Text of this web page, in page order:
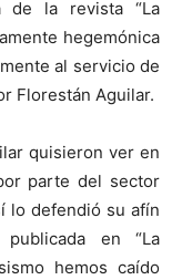
de la revista “La
hegemónica
al servicio de
Florestán Aguilar.
quisieron ver en
parte del sector
lo defendió su afín
en “La
hemos caído